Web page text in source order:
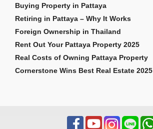
Buying Property in Pattaya
Retiring in Pattaya – Why It Works
Foreign Ownership in Thailand
Rent Out Your Pattaya Property 2025
Real Costs of Owning Pattaya Property
Cornerstone Wins Best Real Estate 2025